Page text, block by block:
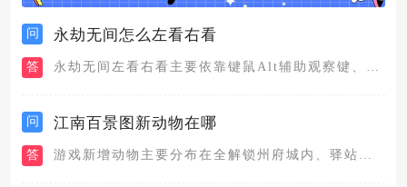
问 永劫无间怎么左看右看
答
问 江南百景图新动物在哪
答